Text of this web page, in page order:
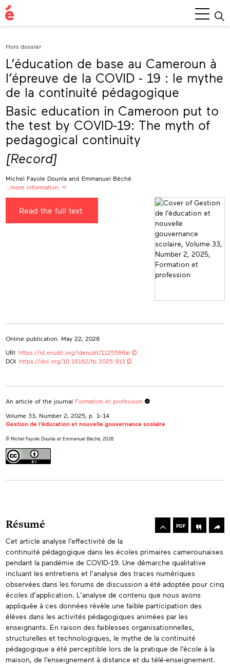
Main
Menu
Hors dossier
L’éducation de base au Cameroun à
l’épreuve de la COVID - 19 : le mythe
de la continuité pédagogique
Basic education in Cameroon put to
the test by COVID-19: The myth of
pedagogical continuity
[Record]
Michel Fayole Dounla and Emmanuel Béché
…more information
Université de Maroua (Cameroun)
Emmanuel Béché
Read the full text
Online publication: May 22, 2026
URI https://id.erudit.org/iderudit/1125586ar
DOI https://doi.org/10.18162/fp.2025.913
An article of the journal Formation et profession
Volume 33, Number 2, 2025 , p. 1–14
Gestion de l’éducation et nouvelle gouvernance scolaire
© Michel Fayole Dounla et Emmanuel Béché, 2026
Toolbox
PDF
Abstracts
Résumé
Cet article analyse l’effectivité de la
continuité pédagogique dans les écoles primaires camerounaises
pendant la pandémie de COVID-19. Une démarche qualitative
incluant les entretiens et l’analyse des traces numériques
observées dans les forums de discussion a été adoptée pour cinq
écoles d’application. L’analyse de contenu que nous avons
appliquée à ces données révèle une faible participation des
élèves dans les activités pédagogiques animées par les
enseignants. En raison des faiblesses organisationnelles,
structurelles et technologiques, le mythe de la continuité
pédagogique a été perceptible lors de la pratique de l’école à la
maison, de l’enseignement à distance et du télé-enseignement.